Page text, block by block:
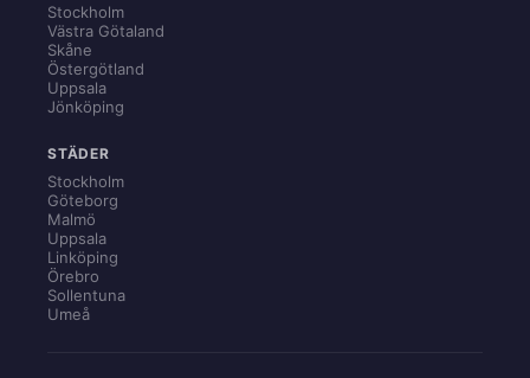
Stockholm
Västra Götaland
Skåne
Östergötland
Uppsala
Jönköping
STÄDER
Stockholm
Göteborg
Malmö
Uppsala
Linköping
Örebro
Sollentuna
Umeå